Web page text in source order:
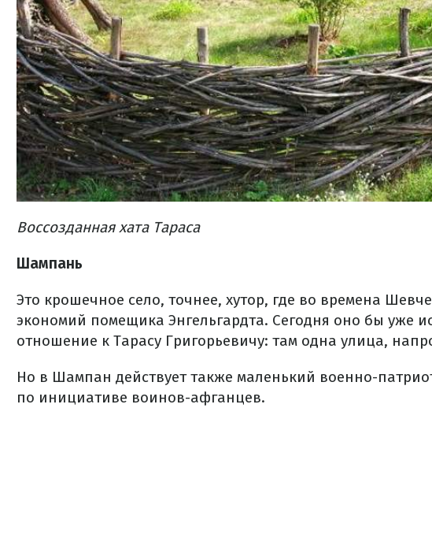
Воссозданная хата Тараса
Шампань
Это крошечное село, точнее, хутор, где во времена
экономий помещика Энгельгардта. Сегодня оно бы уже
отношение к Тарасу Григорьевичу: там одна улица,
Но в Шампан действует также маленький военно-
по инициативе воинов-афганцев.